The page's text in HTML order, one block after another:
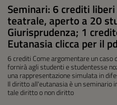
Seminari: 6 crediti
teatrale, aperto a 20
Giurisprudenza; 1
Eutanasia clicca per il
6 crediti Come argomentare un
fornirà agli studenti e studentesse
una rappresentazione simulata in
Il diritto all'eutanasia è un seminario
tale diritto o non diritto